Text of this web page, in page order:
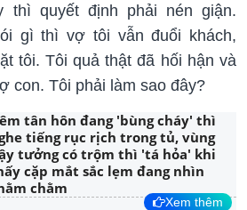
thì quyết định phải nén giận.
gì thì vợ tôi vẫn đuổi khách,
tôi. Tôi quả thật đã hối hận và
con. Tôi phải làm sao đây?
tân hôn đang 'bùng cháy' thì
tiếng rục rịch trong tủ, vùng
tưởng có trộm thì 'tá hỏa' khi
cặp mắt sắc lẹm đang nhìn
chằm
Xem thêm